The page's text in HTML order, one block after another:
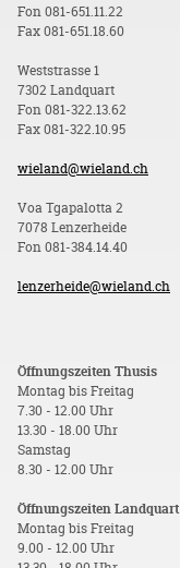
Fon 081-651.11.22
Fax 081-651.18.60
Weststrasse 1
7302 Landquart
Fon 081-322.13.62
Fax 081-322.10.95
wieland@wieland.ch
Voa Tgapalotta 2
7078 Lenzerheide
Fon 081-384.14.40
lenzerheide@wieland.ch
Öffnungszeiten Thusis
Montag bis Freitag
7.30 - 12.00 Uhr
13.30 - 18.00 Uhr
Samstag
8.30 - 12.00 Uhr
Öffnungszeiten Landquart
Montag bis Freitag
9.00 - 12.00 Uhr